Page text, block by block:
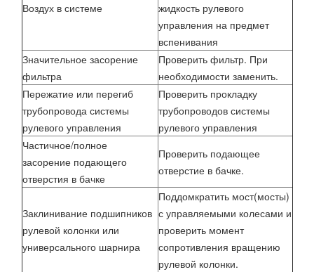
Воздух в системе
жидкость рулевого
управления на предмет
вспенивания
Значительное засорение
фильтра
Проверить фильтр. При
необходимости заменить.
Пережатие или перегиб
трубопровода системы
рулевого управления
Проверить прокладку
трубопроводов системы
рулевого управления
Частичное/полное
засорение подающего
отверстия в бачке
Проверить подающее
отверстие в бачке.
Заклинивание подшипников
рулевой колонки или
универсального шарнира
Поддомкратить мост(мосты)
с управляемыми колесами и
проверить момент
сопротивления вращению
рулевой колонки.